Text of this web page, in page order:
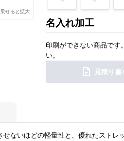
せると拡大
名入れ加工
印刷ができない商品です
い。
見積り書
ないほどの軽量性と、優れたスト